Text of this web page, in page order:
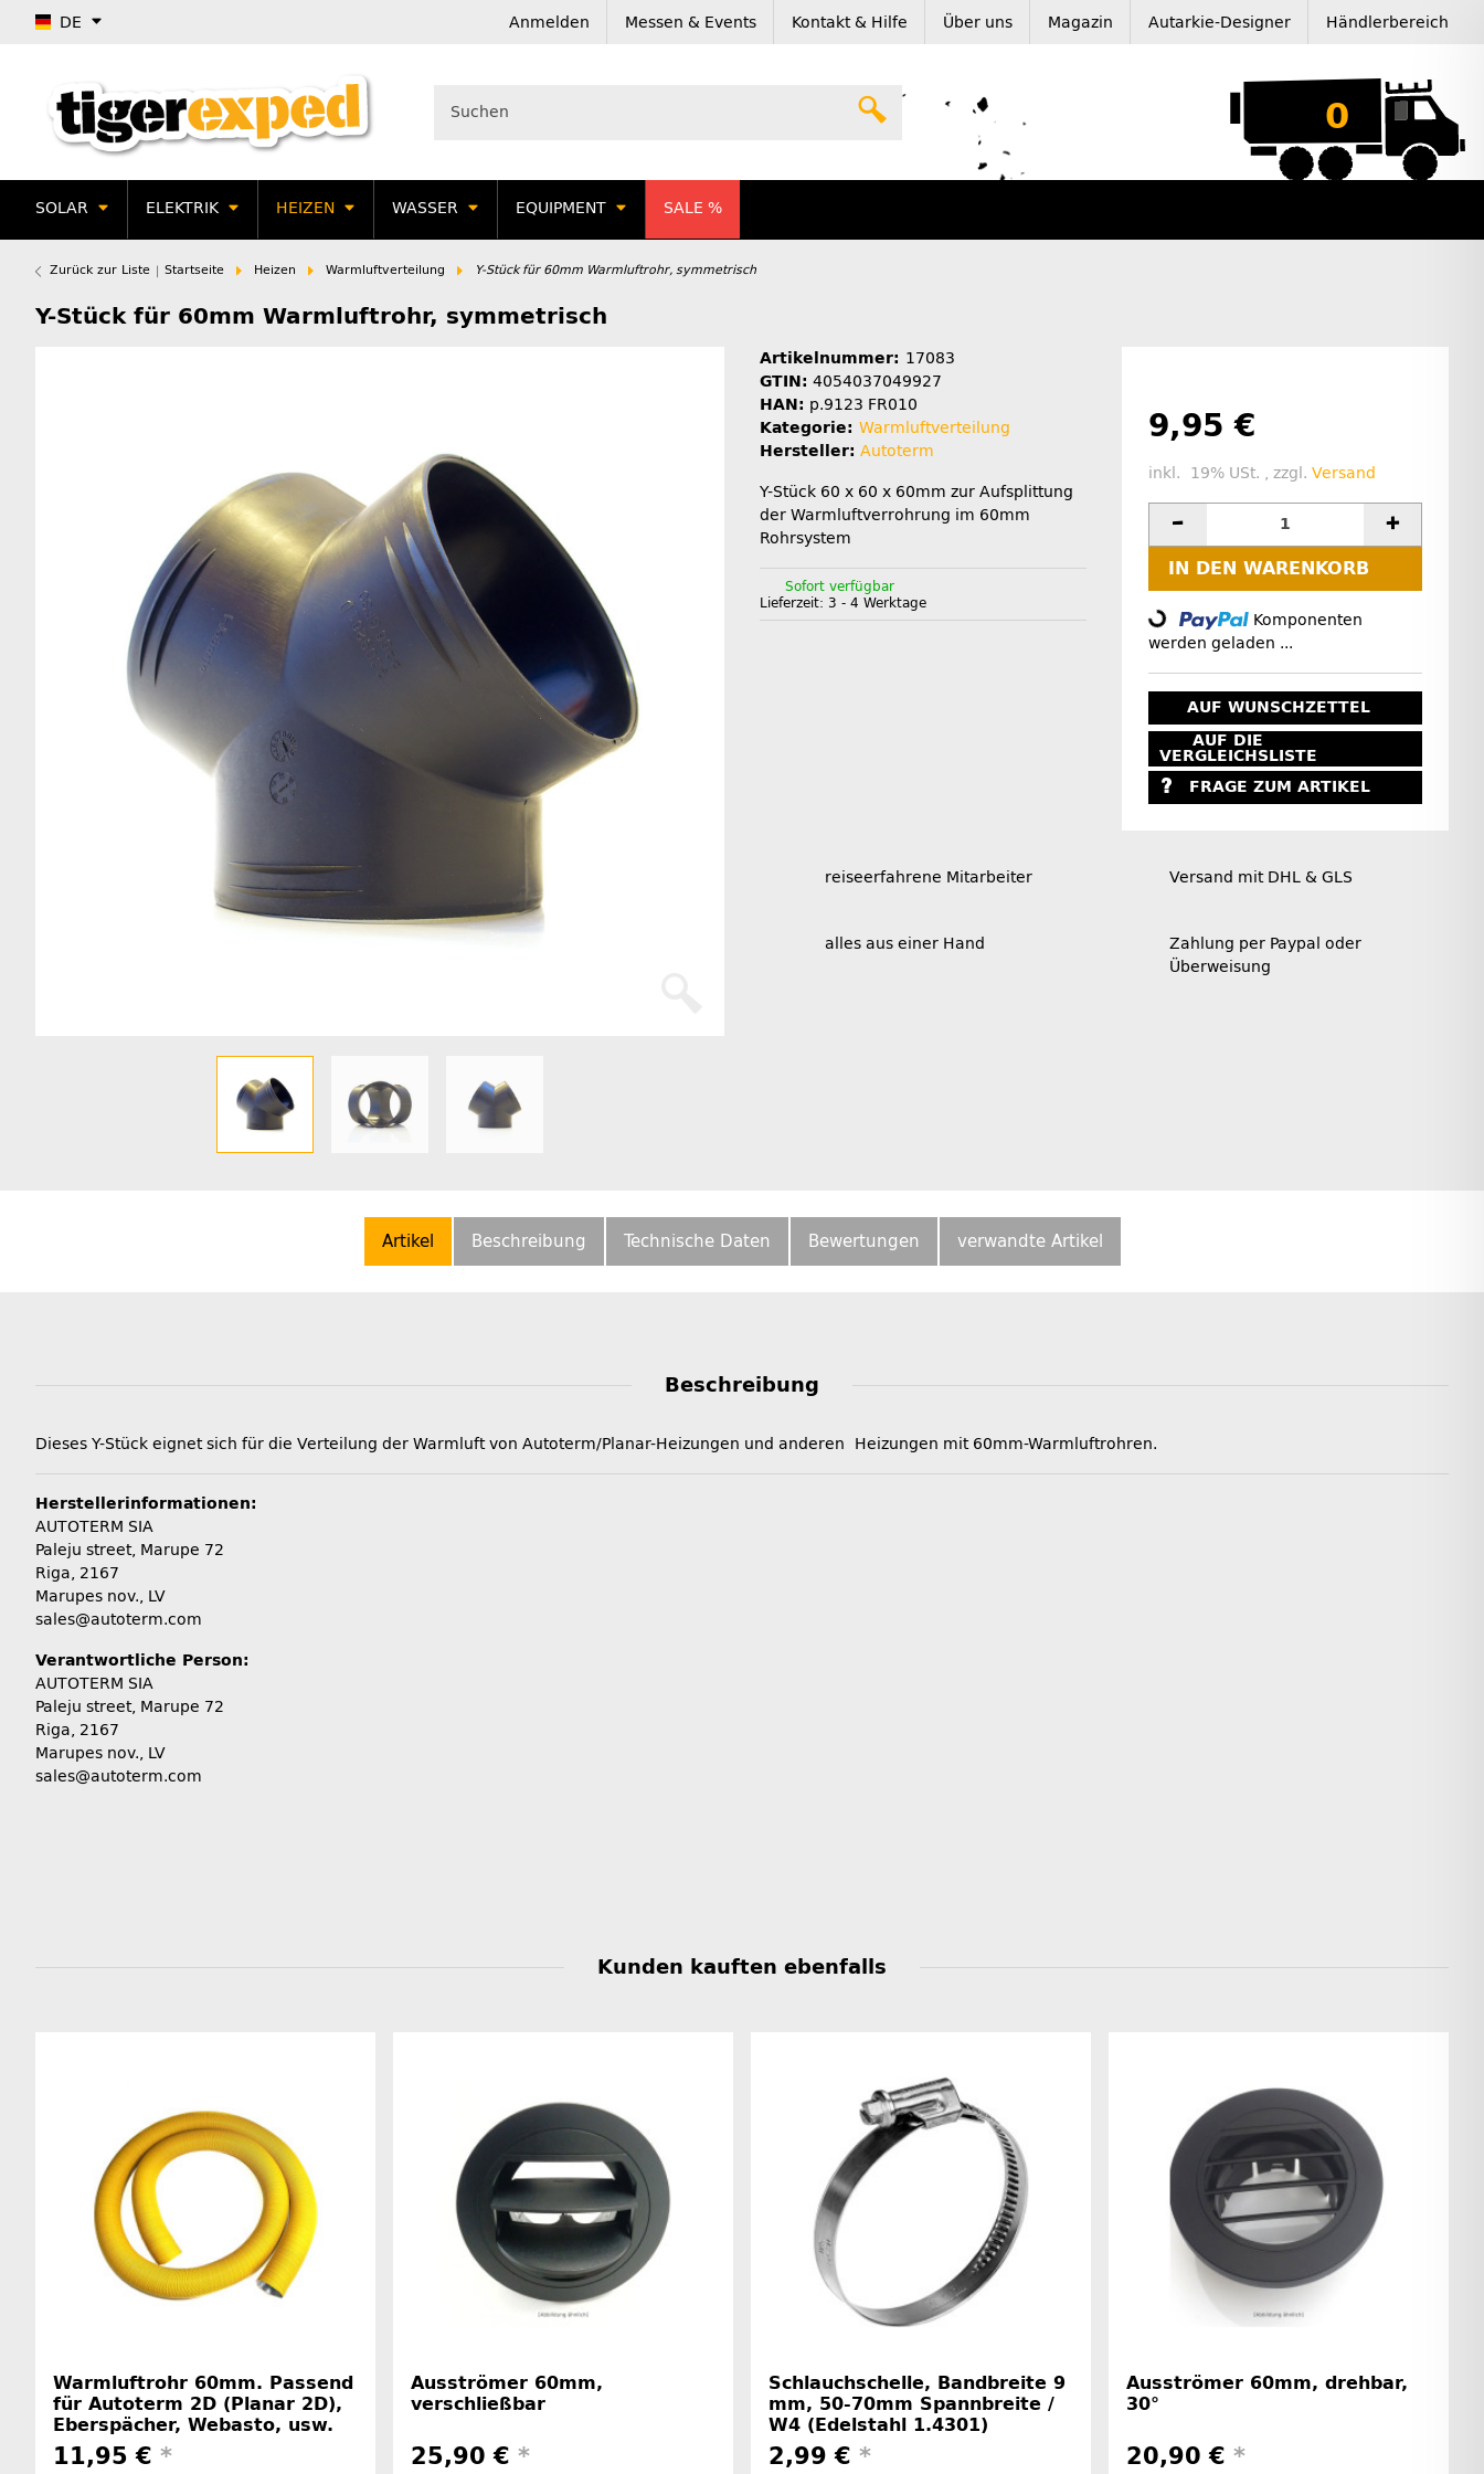
DE Anmelden Messen & Events Kontakt & Hilfe Über uns Magazin Autarkie-Designer Händlerbereich
0
SOLAR ELEKTRIK HEIZEN WASSER EQUIPMENT SALE %
Zurück zur Liste Startseite Heizen Warmluftverteilung Y-Stück für 60mm Warmluftrohr, symmetrisch
Y-Stück für 60mm Warmluftrohr, symmetrisch
Artikelnummer: 17083
GTIN: 4054037049927
HAN: p.9123 FR010
Kategorie: Warmluftverteilung
Hersteller: Autoterm
Y-Stück 60 x 60 x 60mm zur Aufsplittung
der Warmluftverrohrung im 60mm
Rohrsystem
Sofort verfügbar
Lieferzeit: 3 - 4 Werktage
9,95 €
inkl. 19% USt. , zzgl. Versand
IN DEN WARENKORB
Loading...
Komponenten
werden geladen ...
AUF WUNSCHZETTEL
AUF DIE
VERGLEICHSLISTE
FRAGE ZUM ARTIKEL
reiseerfahrene Mitarbeiter Versand mit DHL & GLS
alles aus einer Hand
Zahlung per Paypal oder
Überweisung
Artikel Beschreibung Technische Daten Bewertungen verwandte Artikel
Beschreibung
Dieses Y-Stück eignet sich für die Verteilung der Warmluft von Autoterm/Planar-Heizungen und anderen Heizungen mit 60mm-Warmluftrohren.
Herstellerinformationen:
AUTOTERM SIA
Paleju street, Marupe 72
Riga, 2167
Marupes nov., LV
sales@autoterm.com
Verantwortliche Person:
AUTOTERM SIA
Paleju street, Marupe 72
Riga, 2167
Marupes nov., LV
sales@autoterm.com
Kunden kauften ebenfalls
Warmluftrohr 60mm. Passend
für Autoterm 2D (Planar 2D),
Eberspächer, Webasto, usw.
11,95 € *
Ausströmer 60mm,
verschließbar
25,90 € *
Schlauchschelle, Bandbreite 9
mm, 50-70mm Spannbreite /
W4 (Edelstahl 1.4301)
2,99 € *
Ausströmer 60mm, drehbar,
30°
20,90 € *